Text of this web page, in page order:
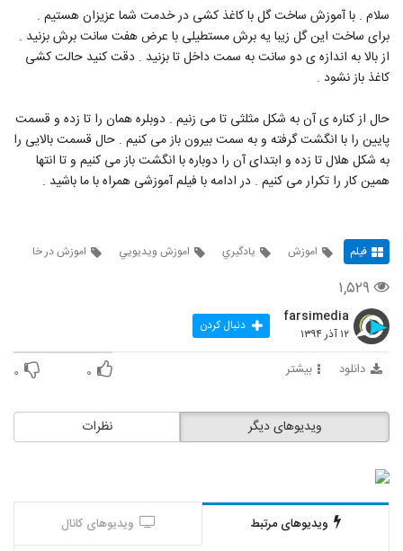
سلام . با آموزش ساخت گل با کاغذ کشی در خدمت شما عزیزان هستیم .
برای ساخت این گل زیبا یه برش مستطیلی با عرض هفت سانت برش بزنید .
از بالا به اندازه ی دو سانت به سمت داخل تا بزنید . دقت کنید حالت کشی
کاغذ باز نشود .
حال از کناره ی آن به شکل مثلثی تا می زنیم . دوبلره همان را تا زده و قسمت
پایین را با انگشت گرفته و به سمت بیرون باز می کنیم . حال قسمت بالایی را
به شکل هلال تا زده و ابتدای آن را دوباره با انگشت باز می کنیم و تا انتها
همین کار را تکرار می کنیم . در ادامه با فیلم آموزشی همراه با ما باشید .
فیلم اموزش يادگيري اموزش ويديويي اموزش در خا
۱,۵۲۹
farsimedia
۱۲ آذر ۱۳۹۴ دنبال کردن
دانلود بیشتر ۰ ۰
نظرات ویدیوهای دیگر
ویدیوهای مرتبط ویدیوهای کانال